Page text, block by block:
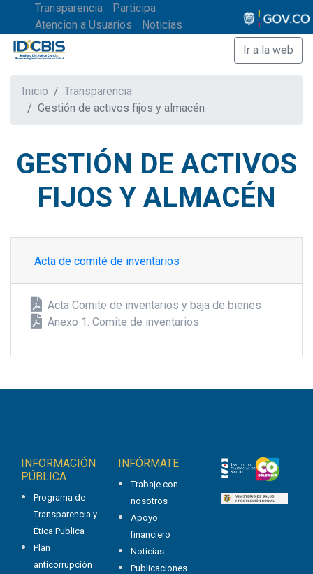
Transparencia
Participa
Atencion a Usuarios
Noticias
Ir a la web
Inicio
Transparencia
Gestión de activos fijos y almacén
GESTIÓN DE ACTIVOS
FIJOS Y ALMACÉN
Acta de comité de inventarios
Acta Comite de inventarios y baja de bienes
Anexo 1. Comite de inventarios
INFORMACIÓN
PÚBLICA
Programa de
Transparencia y
Ética Publica
Plan
anticorrupción
INFÓRMATE
Trabaje con
nosotros
Apoyo
financiero
Noticias
Publicaciones